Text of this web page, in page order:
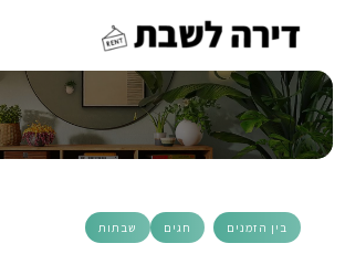
בין הזמנים חגים שבתות